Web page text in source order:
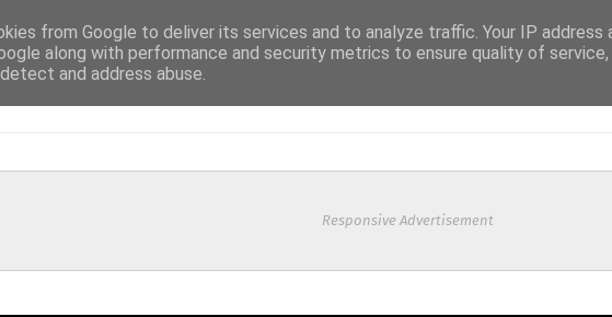
Responsive Advertisement
from Google to deliver its services and to analyze traffic. Your IP address
along with performance and security metrics to ensure quality of
and address abuse.